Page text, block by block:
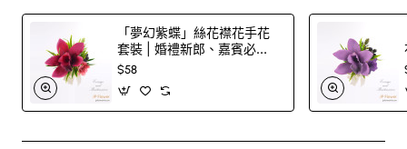
「夢幻紫蝶」絲花襟花手花
套裝 | 婚禮新郎、嘉賓必
備！
$58